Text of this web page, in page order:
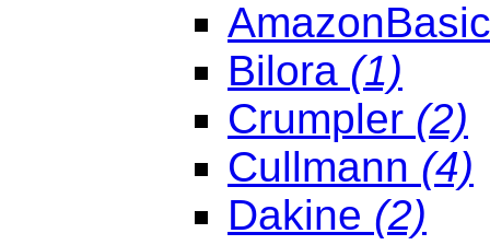
Bilora (1)
Crumpler (2)
Cullmann (4)
Dakine (2)